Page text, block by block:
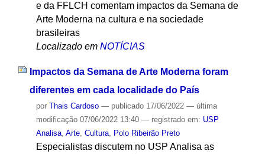
e da FFLCH comentam impactos da Semana de
Arte Moderna na cultura e na sociedade
brasileiras
Localizado em NOTÍCIAS
Impactos da Semana de Arte Moderna foram
diferentes em cada localidade do País
por Thais Cardoso — publicado17/06/2022 — última
modificação07/06/2022 13:40 — registrado em: USP
Analisa, Arte, Cultura, Polo Ribeirão Preto
Especialistas discutem no USP Analisa as